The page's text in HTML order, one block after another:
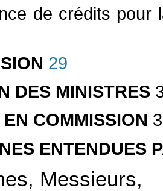
de crédits pour
29
DES MINISTRES
COMMISSION
ENTENDUES
Messieurs,